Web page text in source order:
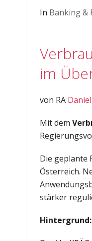
In Banking &
im
von RA
Mit dem
Die geplante
Österreich.
stärker